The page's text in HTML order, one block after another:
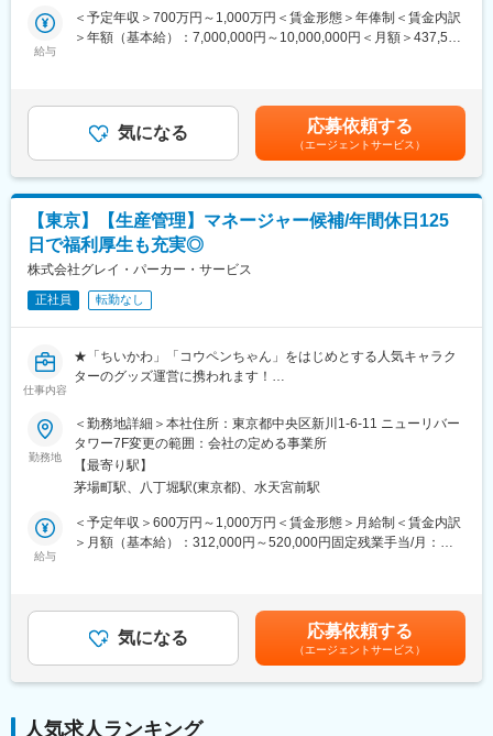
たくさんの方々へお届けしています。
■仕事内容：
だきます。
・受発注に伴う各種確認および管理業務
・量産工程における品質チェックおよび改善提案
・プロジェクト全体の進行管理・マネジメント
・チームメンバーの育成および組織運営サポート
当社では毎月多数の新商品を展開しており、複数案件を並行して
管理しながら、安定した供給体制と高品質な商品づくりを支えて
いただく重要なポジションです。
■取り扱い商品例：
コップのフチ子・ねこのかぶりもの・座るシリーズ・シリーズ生
■会社紹介：
・どこにも無いアイデアとクオリティをモットーに、愛のあるモ
ノづくりを行っている玩具メーカーです。オリジナル商品以外に
数。シリーズ累計2000万個以上を売り上げている自社オリジナル
商品『コップのフチ子』をはじめ、これまで様々なヒット商品を
給与
＜予定年収＞700万円～1,000万円＜賃金形態＞年俸制＜賃金内訳
＞年額（基本給）：7,000,000円～10,000,000円＜月額＞437,500
します。■賞与実績：半年に1回、年棒の1／8(2カ月分)を支給■決
算賞与：業績による■昇給：年1回（10月）業績による■残業手
当：別途残業代1分単位にて全額支給賃金はあくまでも目安の金額
であり、選考を通じて上下する可能性があります。月給(月額)は固
定手当を含めた表記です。
気になる 応募依頼する
（エージェントサービス）
【東京】【生産管理】マネージャー候補/年間休日125
日で福利厚生も充実◎
株式会社グレイ・パーカー・サービス
正社員 転勤なし
仕事内容
★「ちいかわ」「コウペンちゃん」をはじめとする人気キャラク
ターのグッズ運営に携われます！
★服装・髪型・髪色・ネイル・ピアス自由
★年休125日、土日祝休み、福利厚生充実◎
★「OFFICE DE YASAI」（100円から食べられる据置型社食）あ
り）
■業務概要：
「ちいかわ」や「コウペンちゃん」等の有名キャラクターグッズ
統括し、仕入れ先や工場と連携しながら、スケジュール・品質の
両面から商品化を推進していただくポジションです。
■発注業務および在庫管理
勤務地
＜勤務地詳細＞本社住所：東京都中央区新川1-6-11 ニューリバー
タワー7F変更の範囲：会社の定める事業所
【最寄り駅】
茅場町駅、八丁堀駅(東京都)、水天宮前駅
給与
＜予定年収＞600万円～1,000万円＜賃金形態＞月給制＜賃金内訳
＞月額（基本給）：312,000円～520,000円固定残業手当/月：
賞与実績:年2回 賞与618,000円※年に数回休日出勤の可能性あり
（代休・振替休日または時間外手当支給あり）賃金はあくまでも
目安の金額であり、選考を通じて上下する可能性があります。月
給(月額)は固定手当を含めた表記です。
気になる 応募依頼する
（エージェントサービス）
人気求人ランキング